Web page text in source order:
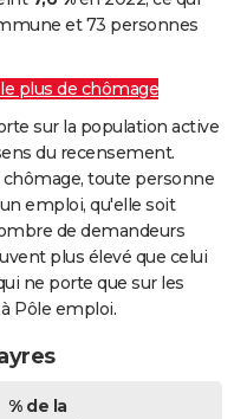
et 73 personnes
plus de chômage
sur la population active
du recensement.
toute personne
emploi, qu'elle soit
de demandeurs
plus élevé que celui
ne porte que sur les
Pôle emploi.
% de la